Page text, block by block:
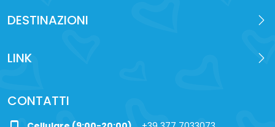
DESTINAZIONI
LINK
CONTATTI